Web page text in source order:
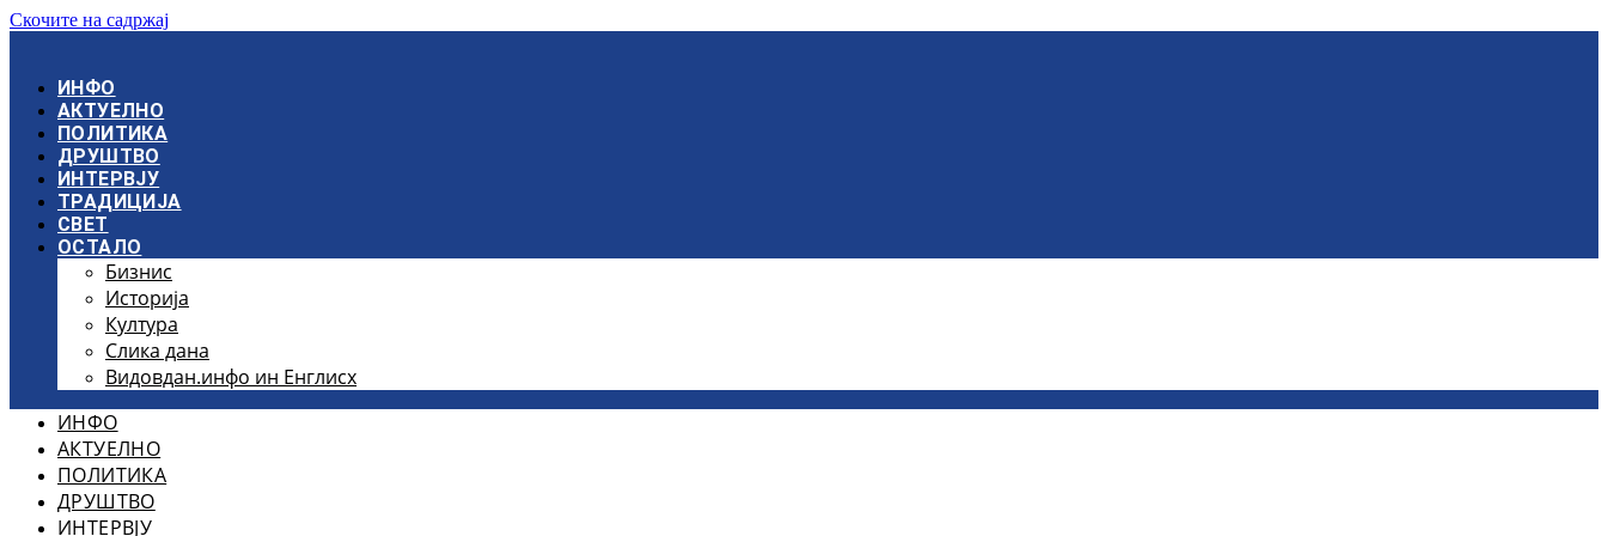
Скочите на садржај
ИНФО
АКТУЕЛНО
ПОЛИТИКА
ДРУШТВО
ИНТЕРВЈУ
ТРАДИЦИЈА
СВЕТ
ОСТАЛО
Бизнис
Историја
Култура
Слика дана
Видовдан.инфо ин Енглисх
ИНФО
АКТУЕЛНО
ПОЛИТИКА
ДРУШТВО
ИНТЕРВЈУ